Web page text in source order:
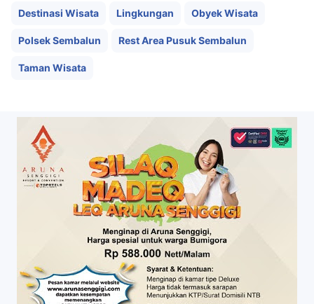
Destinasi Wisata Lingkungan Obyek Wisata
Polsek Sembalun Rest Area Pusuk Sembalun
Taman Wisata